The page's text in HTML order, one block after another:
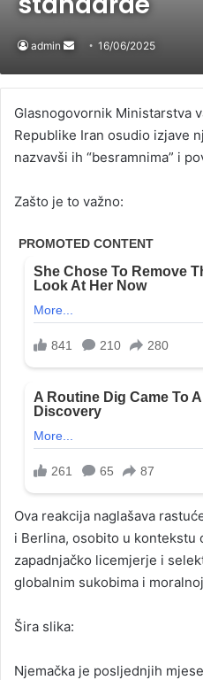
admin
Send
email
16/06/2025
Glasnogovornik Ministarstva
Republike Iran osudio izjave
nazvavši ih “besramnima” i
Zašto je to važno:
Ova reakcija naglašava
i Berlina, osobito u kontekstu
zapadnjačko licemjerje i
globalnim sukobima i
Šira slika:
Njemačka je posljednjih